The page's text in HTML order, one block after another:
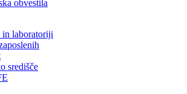
obvestila
in laboratoriji
središče